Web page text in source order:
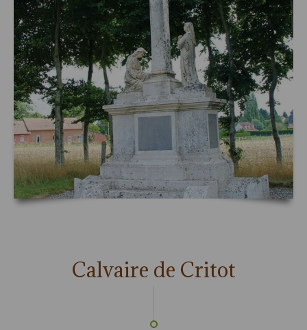
Calvaire de Critot